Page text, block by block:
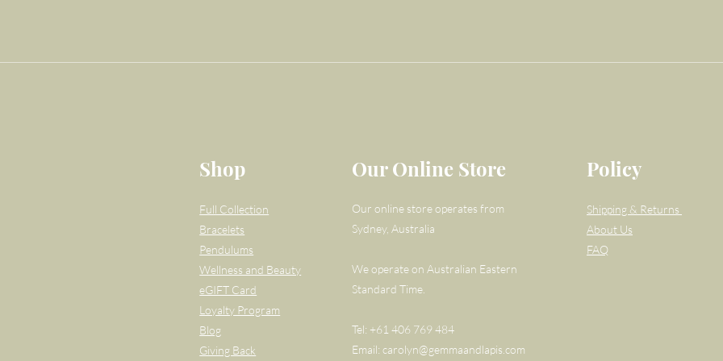
Shop
Full Collection
Bracelets
Pendulums
Wellness and Beauty
eGIFT Card
Loyalty Program
Blog
Giving Back
Our Online Store
Our online store operates from
Sydney, Australia
We operate on Australian Eastern
Standard Time.
Tel: +61 406 769 484
Email:carolyn@gemmaandlapis.com
Policy
Shipping & Returns
About Us
FAQ